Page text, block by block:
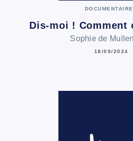
Dis-moi ! Comment
Sophie de
18/09/2024